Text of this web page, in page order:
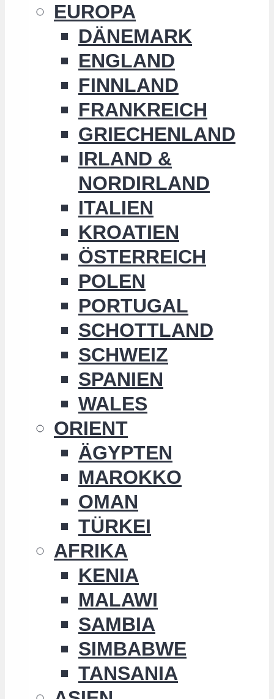
EUROPA
DÄNEMARK
ENGLAND
FINNLAND
FRANKREICH
GRIECHENLAND
IRLAND &
NORDIRLAND
ITALIEN
KROATIEN
ÖSTERREICH
POLEN
PORTUGAL
SCHOTTLAND
SCHWEIZ
SPANIEN
WALES
ORIENT
ÄGYPTEN
MAROKKO
OMAN
TÜRKEI
AFRIKA
KENIA
MALAWI
SAMBIA
SIMBABWE
TANSANIA